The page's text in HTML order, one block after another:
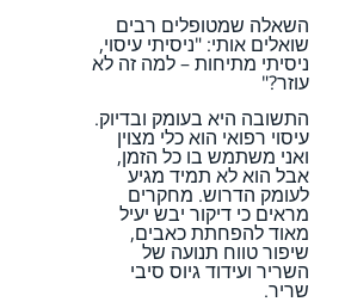
השאלה שמטופלים רבים
שואלים אותי: "ניסיתי עיסוי,
ניסיתי מתיחות – למה זה לא
עוזר?"
התשובה היא בעומק ובדיוק.
עיסוי רפואי הוא כלי מצוין
ואני משתמש בו כל הזמן,
אבל הוא לא תמיד מגיע
לעומק הדרוש. מחקרים
מראים כי דיקור יבש יעיל
מאוד להפחתת כאבים,
שיפור טווח תנועה של
השריר ועידוד גיוס סיבי
שריר.